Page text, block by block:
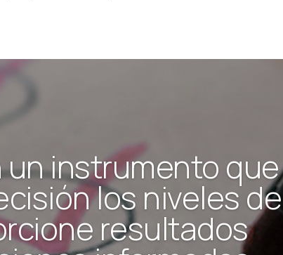
instrumento que
los niveles de
resultados